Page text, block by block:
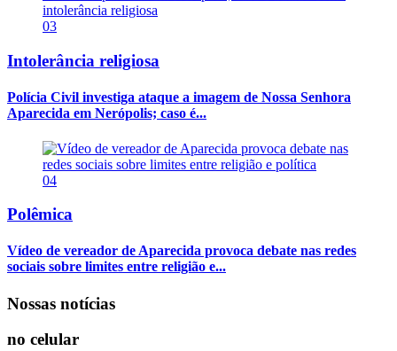
03
Intolerância religiosa
Polícia Civil investiga ataque a imagem de Nossa Senhora
Aparecida em Nerópolis; caso é...
04
Polêmica
Vídeo de vereador de Aparecida provoca debate nas redes
sociais sobre limites entre religião e...
Nossas notícias
no celular